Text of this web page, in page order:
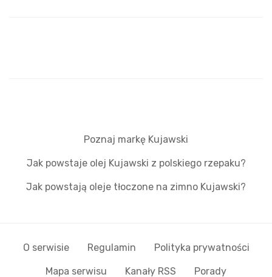
Poznaj markę Kujawski
Jak powstaje olej Kujawski z polskiego rzepaku?
Jak powstają oleje tłoczone na zimno Kujawski?
O serwisie Regulamin Polityka prywatności
Mapa serwisu Kanały RSS Porady